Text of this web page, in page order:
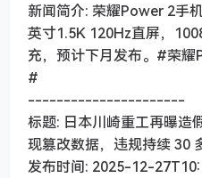
新闻简介: 荣耀Power 2手
英寸1.5K 120Hz直屏，
充，预计下月发布。#荣
#
----------------------
标题: 日本川崎重工再曝造
现篡改数据，违规持续 30
发布时间: 2025-12-